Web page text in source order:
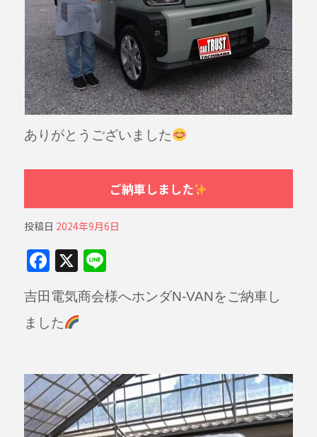
ありがとうございました
ご納車しました
投稿日 2024年9月6日
F
a
c
e
o
o
k
X Li
n
e
吉田電気商会様へホンダN-VANをご納車し
ました